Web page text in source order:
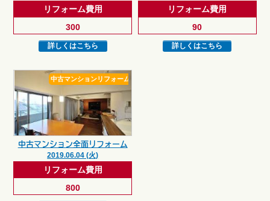
リフォーム費用
300
詳しくはこちら
リフォーム費用
90
詳しくはこちら
中古マンションリフォーム
中古マンション全面リフォーム
2019.06.04 (火)
リフォーム費用
800